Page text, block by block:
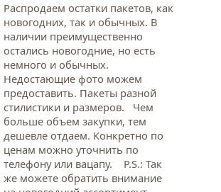
Распродаем остатки пакетов, как
новогодних, так и обычных. В
наличии преимущественно
остались новогодние, но есть
немного и обычных.
Недостающие фото можем
предоставить. Пакеты разной
стилистики и размеров. Чем
больше объем закупки, тем
дешевле отдаем. Конкретно по
ценам можно уточнить по
телефону или вацапу. Р.S.: Так
же можете обратить внимание